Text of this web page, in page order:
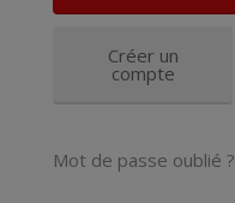
Créer un
compte
Mot de passe oublié ?